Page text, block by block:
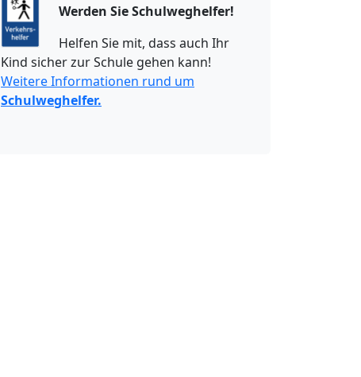
Werden Sie Schulweghelfer!
Helfen Sie mit, dass auch Ihr
Kind sicher zur Schule gehen kann!
Weitere Informationen rund um
Schulweghelfer.